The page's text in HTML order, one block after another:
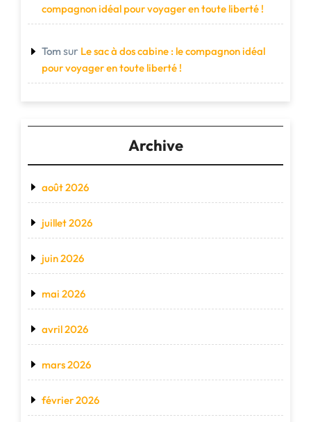
compagnon idéal pour voyager en toute liberté !
Tom sur Le sac à dos cabine : le compagnon idéal
pour voyager en toute liberté !
Archive
août 2026
juillet 2026
juin 2026
mai 2026
avril 2026
mars 2026
février 2026